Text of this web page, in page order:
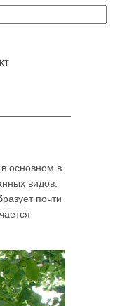
основном в
видов.
почти